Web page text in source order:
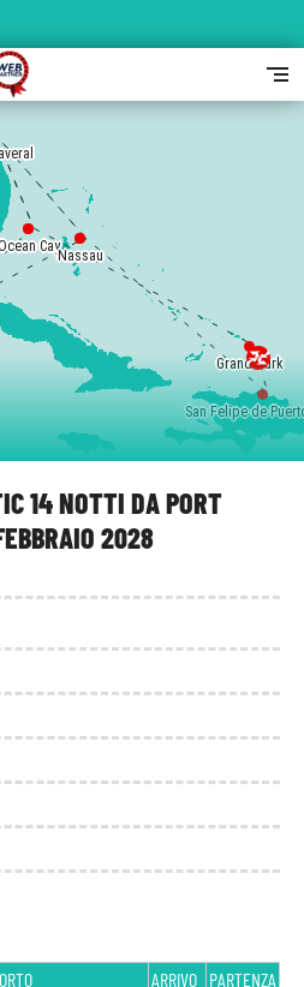
14 NOTTI DA PORT
2028
ARRIVO PARTENZA
Cay
Grand Turk
San Felipe de
Nassau
Cay
Nassau
segment